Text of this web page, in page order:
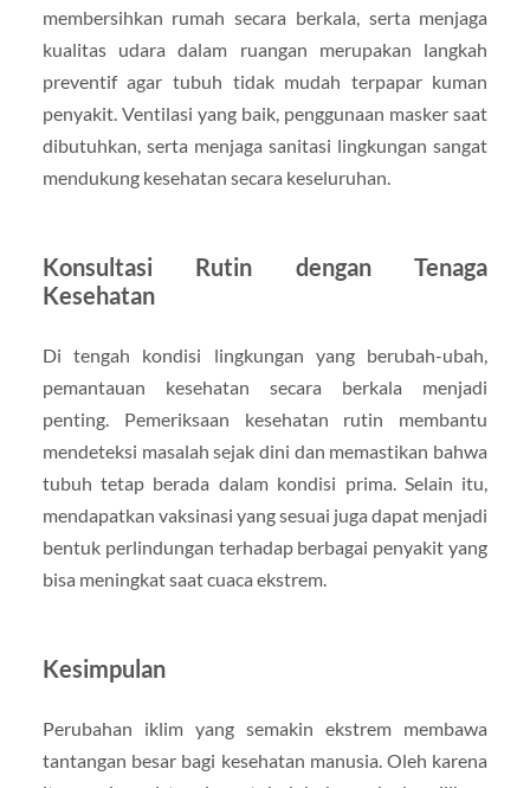
membersihkan rumah secara berkala, serta menjaga
kualitas udara dalam ruangan merupakan langkah
preventif agar tubuh tidak mudah terpapar kuman
penyakit. Ventilasi yang baik, penggunaan masker saat
dibutuhkan, serta menjaga sanitasi lingkungan sangat
mendukung kesehatan secara keseluruhan.
Konsultasi Rutin dengan Tenaga
Kesehatan
Di tengah kondisi lingkungan yang berubah-ubah,
pemantauan kesehatan secara berkala menjadi
penting. Pemeriksaan kesehatan rutin membantu
mendeteksi masalah sejak dini dan memastikan bahwa
tubuh tetap berada dalam kondisi prima. Selain itu,
mendapatkan vaksinasi yang sesuai juga dapat menjadi
bentuk perlindungan terhadap berbagai penyakit yang
bisa meningkat saat cuaca ekstrem.
Kesimpulan
Perubahan iklim yang semakin ekstrem membawa
tantangan besar bagi kesehatan manusia. Oleh karena